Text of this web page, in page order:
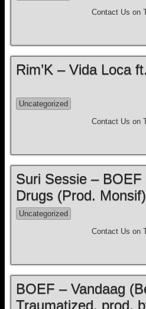
Contact Us on
Rim’K – Vida Loca
Uncategorized
Contact Us on
Suri Sessie –
Drugs (Prod. Monsif)
Uncategorized
Contact Us on
BOEF – Vandaag
Traumatized, prod.